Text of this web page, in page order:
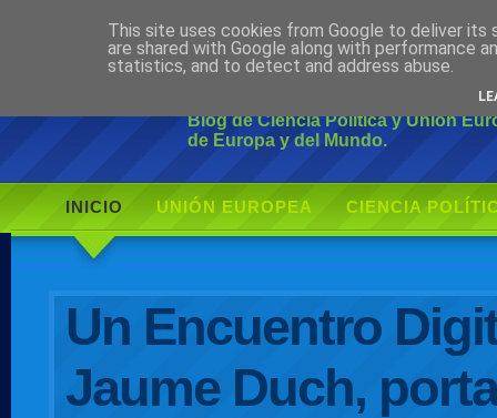
Ciudadano
Blog de Ciencia Política y Unión
de Europa y del Mundo.
INICIO UNIÓN EUROPEA CIENCIA
Un Encuentro
Jaume Duch,
This site uses cookies from Google to deliver its
are shared with Google along with performance
statistics, and to detect and address abuse.